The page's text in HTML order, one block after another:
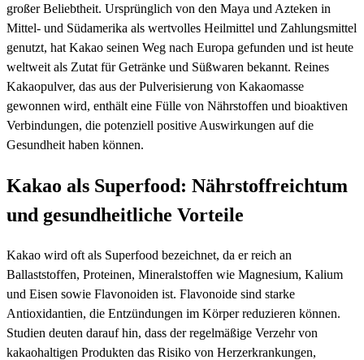
großer Beliebtheit. Ursprünglich von den Maya und Azteken in
Mittel- und Südamerika als wertvolles Heilmittel und Zahlungsmittel
genutzt, hat Kakao seinen Weg nach Europa gefunden und ist heute
weltweit als Zutat für Getränke und Süßwaren bekannt. Reines
Kakaopulver, das aus der Pulverisierung von Kakaomasse
gewonnen wird, enthält eine Fülle von Nährstoffen und bioaktiven
Verbindungen, die potenziell positive Auswirkungen auf die
Gesundheit haben können.
Kakao als Superfood: Nährstoffreichtum
und gesundheitliche Vorteile
Kakao wird oft als Superfood bezeichnet, da er reich an
Ballaststoffen, Proteinen, Mineralstoffen wie Magnesium, Kalium
und Eisen sowie Flavonoiden ist. Flavonoide sind starke
Antioxidantien, die Entzündungen im Körper reduzieren können.
Studien deuten darauf hin, dass der regelmäßige Verzehr von
kakaohaltigen Produkten das Risiko von Herzerkrankungen,